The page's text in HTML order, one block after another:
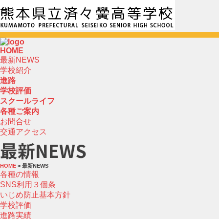
HOME
最新NEWS
学校紹介
進路
学校評価
スクールライフ
各種ご案内
お問合せ
交通アクセス
最新NEWS
HOME > 最新NEWS
各種の情報
SNS利用３個条
いじめ防止基本方針
学校評価
進路実績